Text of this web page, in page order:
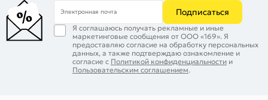
Электронная почта Подписаться
Я соглашаюсь получать рекламные и иные
маркетинговые сообщения от ООО «169». Я
предоставляю согласие на обработку персональных
данных, а также подтверждаю ознакомление и
согласие с Политикой конфиденциальности и
Пользовательским соглашением.